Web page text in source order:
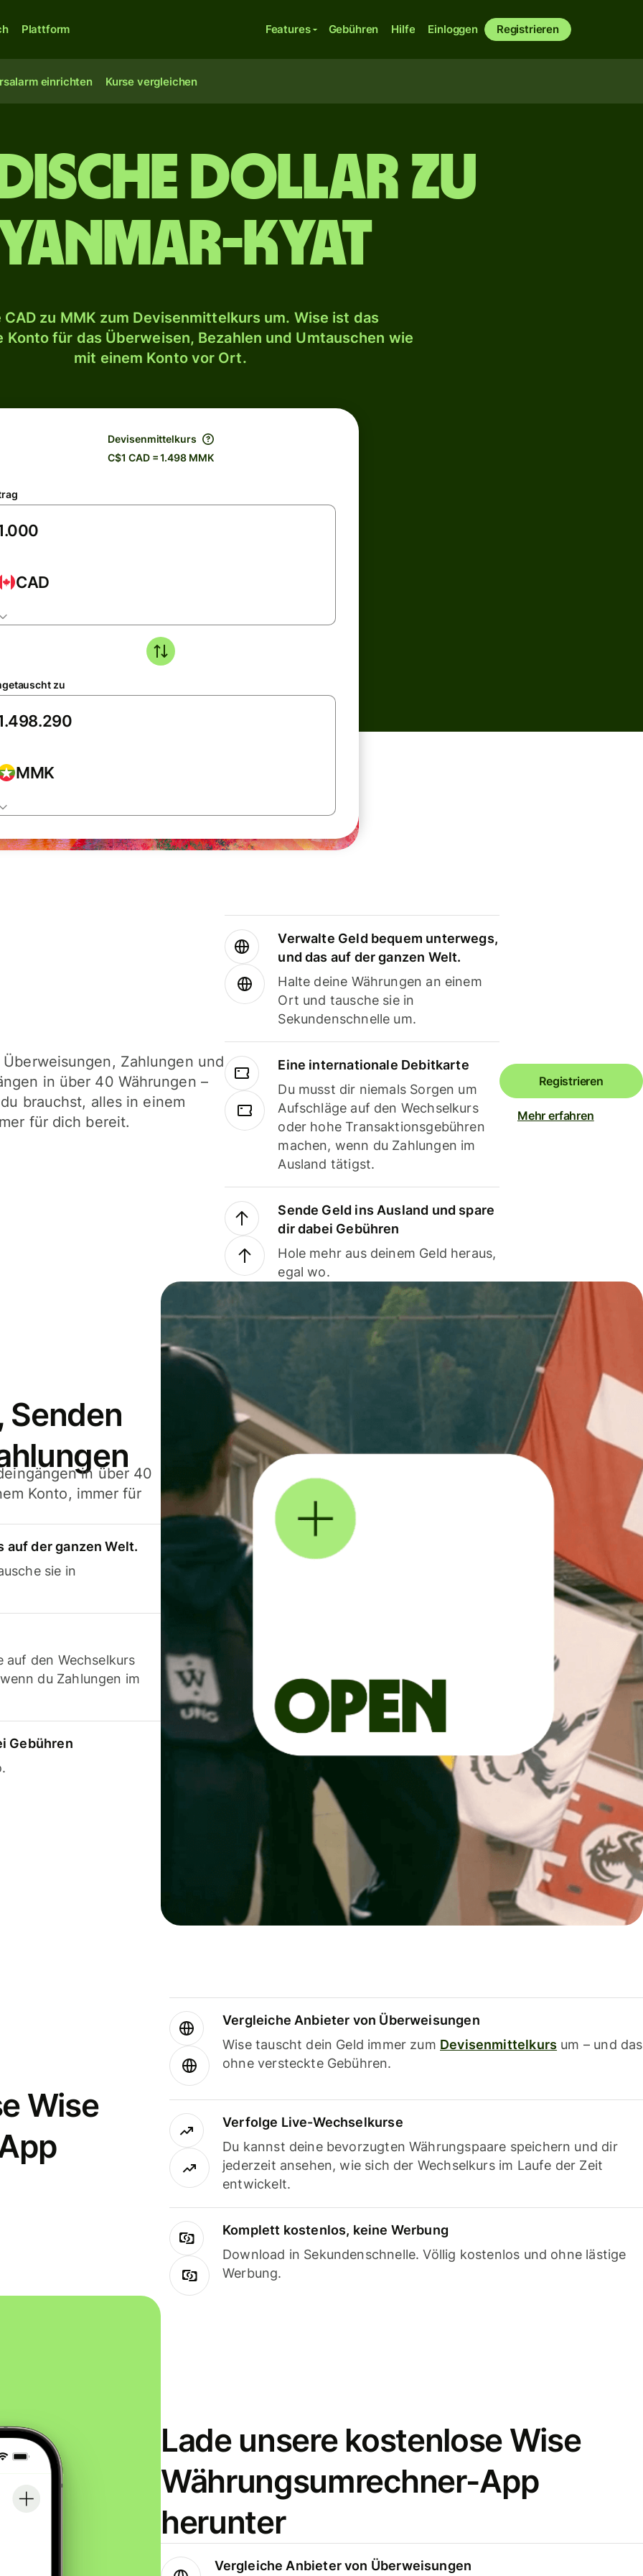
Plattform Features Gebühren Hilfe Einloggen Registrieren
einrichten Kurse vergleichen
Dollar zu
Kyat
CAD zu MMK zum Devisenmittelkurs um. Wise ist das
Konto für das Überweisen, Bezahlen und Umtauschen wie
mit einem Konto vor Ort.
Devisenmittelkurs
C$1 CAD = 1.498 MMK
CAD
zu
MMK
Zahlungen und
in über 40 Währungen –
brauchst, alles in einem
für dich bereit.
Verwalte Geld bequem unterwegs,
und das auf der ganzen Welt.
Halte deine Währungen an einem
Ort und tausche sie in
Sekundenschnelle um.
Eine internationale Debitkarte
Du musst dir niemals Sorgen um
Aufschläge auf den Wechselkurs
oder hohe Transaktionsgebühren
machen, wenn du Zahlungen im
Ausland tätigst.
Sende Geld ins Ausland und spare
dir dabei Gebühren
Hole mehr aus deinem Geld heraus,
egal wo.
Registrieren
Mehr erfahren
Senden
in über 40
Konto, immer für
auf der ganzen Welt.
sie in
auf den Wechselkurs
du Zahlungen im
Gebühren
Wise
Vergleiche Anbieter von Überweisungen
Wise tauscht dein Geld immer zum Devisenmittelkurs um – und das
ohne versteckte Gebühren.
Verfolge Live-Wechselkurse
Du kannst deine bevorzugten Währungspaare speichern und dir
jederzeit ansehen, wie sich der Wechselkurs im Laufe der Zeit
entwickelt.
Komplett kostenlos, keine Werbung
Download in Sekundenschnelle. Völlig kostenlos und ohne lästige
Werbung.
Lade unsere kostenlose Wise
Währungsumrechner-App
herunter
Vergleiche Anbieter von Überweisungen